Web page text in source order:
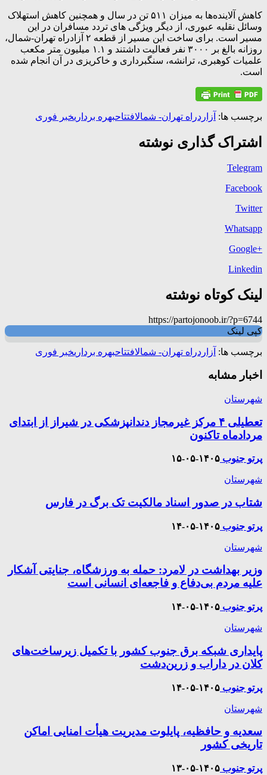
کاهش آلاینده‌ها به میزان ۵۱۱ تن در سال و همچنین کاهش استهلاک
وسائل نقلیه عبوری، از دیگر ویژگی های تردد مسافران در این
مسیر است. برای ساخت این مسیر از قطعه ۲ آزادراه تهران-شمال،
روزانه بالغ بر ۳۰۰۰ نفر فعالیت داشتند و ۱.۱ میلیون متر مکعب
علمیات کوهبری، ترانشه، سنگبرداری و خاکریزی در آن انجام شده
است.
برچسب ها: آزاردراه تهران- شمالافتتاحبهره برداریخبر فوری
اشتراک گذاری نوشته
Telegram
Facebook
Twitter
Whatsapp
+Google
Linkedin
لینک کوتاه نوشته
https://partojonoob.ir/?p=6744
کپی لینک
برچسب ها: آزاردراه تهران- شمالافتتاحبهره برداریخبر فوری
اخبار مشابه
شهرستان
تعطیلی ۴ مرکز غیرمجاز دندانپزشکی در شیراز از ابتدای
مردادماه تاکنون
پرتو جنوب ۱۴۰۵-۰۵-۱۵
شهرستان
شتاب در صدور اسناد مالکیت تک برگ در فارس
پرتو جنوب ۱۴۰۵-۰۵-۱۴
شهرستان
وزیر بهداشت در لامرد: حمله به ورزشگاه، جنایتی آشکار
علیه مردم بی‌دفاع و فاجعه‌ای انسانی است
پرتو جنوب ۱۴۰۵-۰۵-۱۴
شهرستان
پایداری شبکه برق جنوب کشور با تکمیل زیرساخت‌های
کلان در داراب و زرین‌دشت
پرتو جنوب ۱۴۰۵-۰۵-۱۴
شهرستان
سعدیه و حافظیه، پایلوت مدیریت هیأت امنایی اماکن
تاریخی کشور
پرتو جنوب ۱۴۰۵-۰۵-۱۳